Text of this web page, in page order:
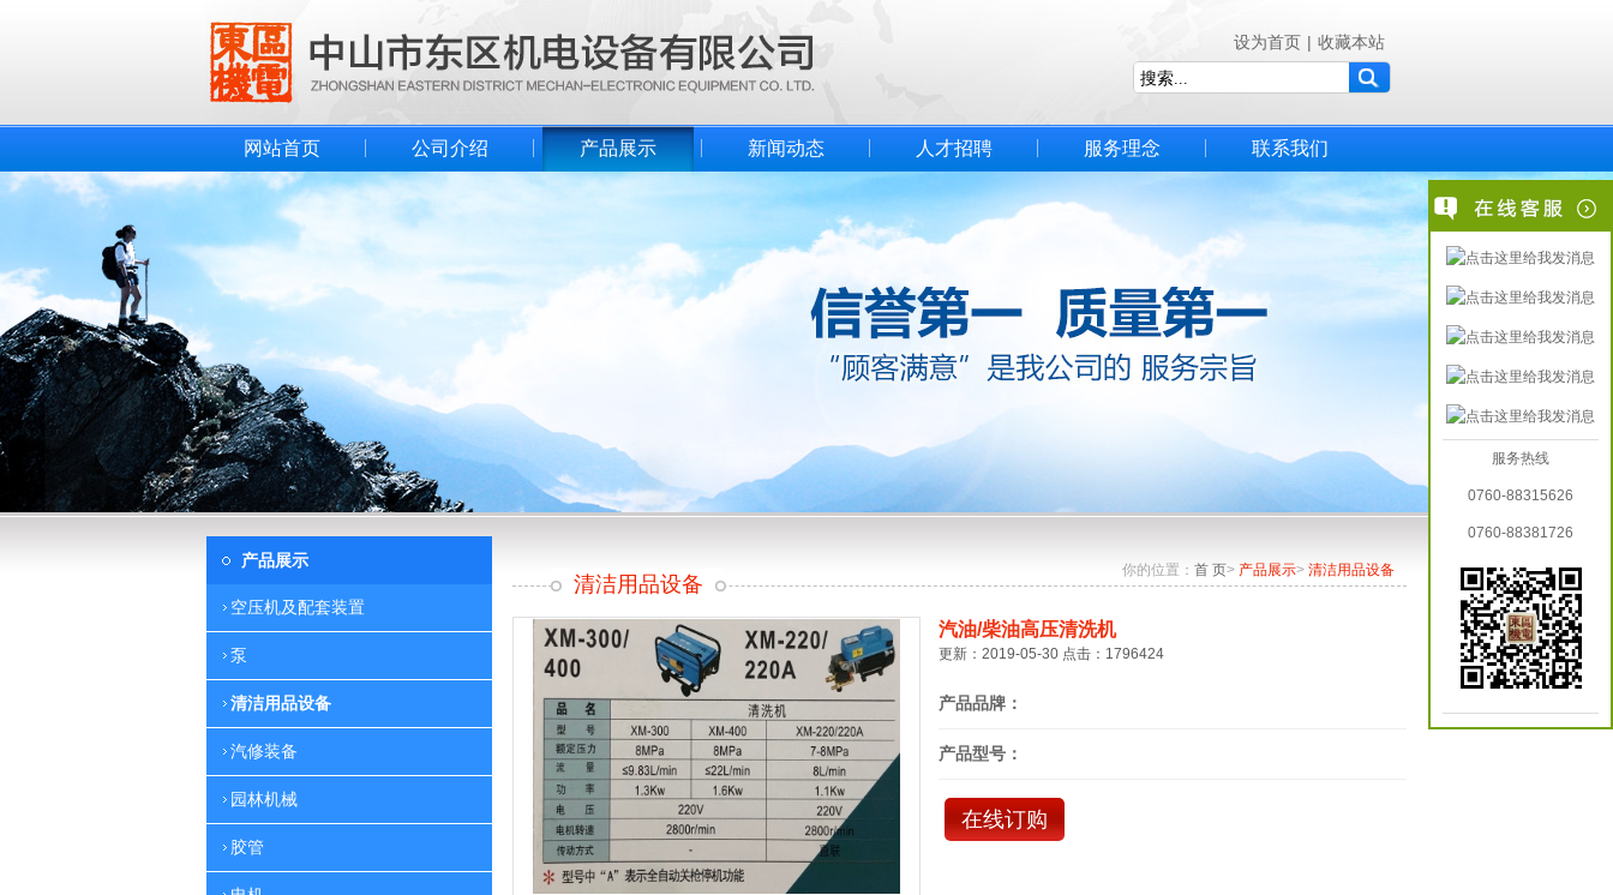
设为首页 | 收藏本站
网站首页 公司介绍 产品展示 新闻动态 人才招聘 服务理念 联系我们
产品展示
空压机及配套装置
泵
清洁用品设备
汽修装备
园林机械
胶管
你的位置： 首 页> 产品展示> 清洁用品设备
清洁用品设备
汽油/柴油高压清洗机
更新：2019-05-30 点击：1796424
产品品牌：
产品型号：
在线订购
服务热线
0760-88315626
0760-88381726